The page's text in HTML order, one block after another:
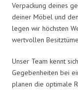
Verpackung deines
deiner Möbel und
legen wir höchsten
wertvollen
Unser Team kennt
Gegebenheiten bei
planen die optimale